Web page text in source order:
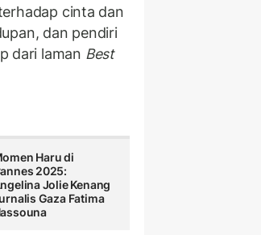
cinta dan
dan pendiri
dari laman Best
Haru di
2025:
Jolie Kenang
Gaza Fatima